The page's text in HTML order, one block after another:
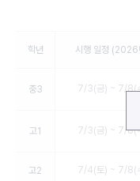
학년 시행 일정 (2026
중3 7/3(금) ~ 7/8(
고1 7/3(금) ~ 7/8(
고2 7/4(토) ~ 7/8(